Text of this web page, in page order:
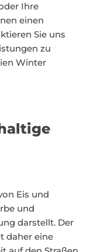
Ihre
einen
Sie uns
zu
Winter
Eis und
und
darstellt. Der
daher eine